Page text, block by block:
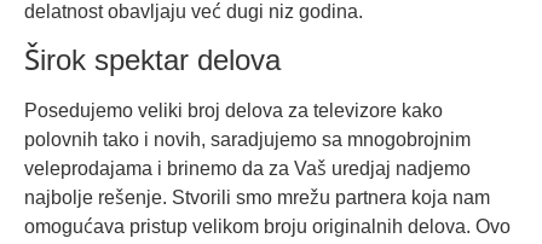
delatnost obavljaju već dugi niz godina.
Širok spektar delova
Posedujemo veliki broj delova za televizore kako
polovnih tako i novih, saradjujemo sa mnogobrojnim
veleprodajama i brinemo da za Vaš uredjaj nadjemo
najbolje rešenje. Stvorili smo mrežu partnera koja nam
omogućava pristup velikom broju originalnih delova. Ovo